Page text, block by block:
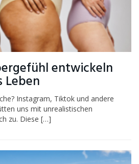
entwickeln
Instagram, Tiktok und andere
uns mit unrealistischen
zu. Diese […]